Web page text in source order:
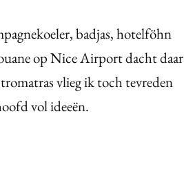
badjas, hotelföhn
op Nice Airport dacht daar
vlieg ik toch tevreden
vol ideeën.